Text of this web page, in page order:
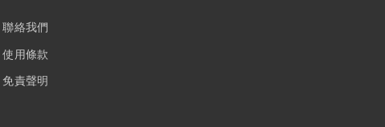
聯絡我們
使用條款
免責聲明